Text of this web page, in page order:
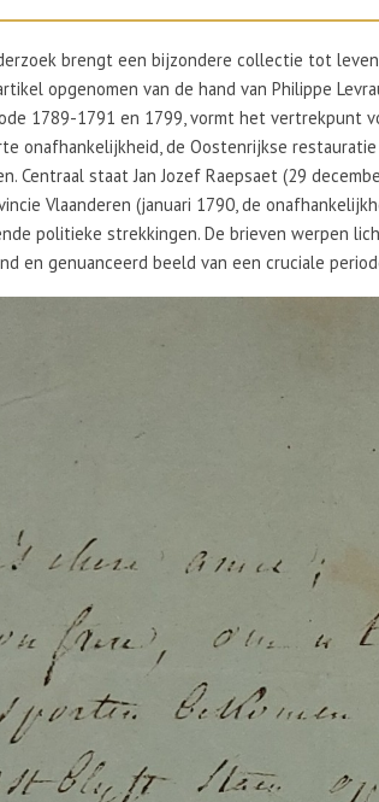
brengt een bijzondere collectie tot
opgenomen van de hand van Philippe
1789-1791 en 1799, vormt het vertrekpunt
onafhankelijkheid, de Oostenrijkse
Centraal staat Jan Jozef Raepsaet (29
Vlaanderen (januari 1790, de
politieke strekkingen. De brieven werpen
en genuanceerd beeld van een cruciale